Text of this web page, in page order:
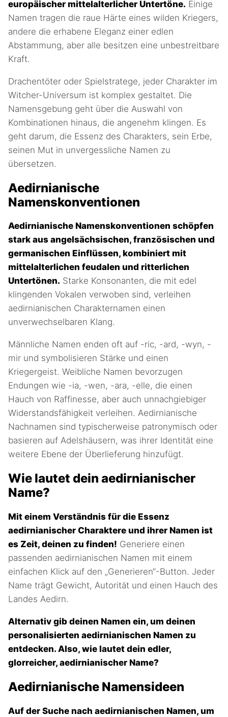
europäischer mittelalterlicher Untertöne. Einige
Namen tragen die raue Härte eines wilden Kriegers,
andere die erhabene Eleganz einer edlen
Abstammung, aber alle besitzen eine unbestreitbare
Kraft.
Drachentöter oder Spielstratege, jeder Charakter im
Witcher-Universum ist komplex gestaltet. Die
Namensgebung geht über die Auswahl von
Kombinationen hinaus, die angenehm klingen. Es
geht darum, die Essenz des Charakters, sein Erbe,
seinen Mut in unvergessliche Namen zu
übersetzen.
Aedirnianische
Namenskonventionen
Aedirnianische Namenskonventionen schöpfen
stark aus angelsächsischen, französischen und
germanischen Einflüssen, kombiniert mit
mittelalterlichen feudalen und ritterlichen
Untertönen. Starke Konsonanten, die mit edel
klingenden Vokalen verwoben sind, verleihen
aedirnianischen Charakternamen einen
unverwechselbaren Klang.
Männliche Namen enden oft auf -ric, -ard, -wyn, -
mir und symbolisieren Stärke und einen
Kriegergeist. Weibliche Namen bevorzugen
Endungen wie -ia, -wen, -ara, -elle, die einen
Hauch von Raffinesse, aber auch unnachgiebiger
Widerstandsfähigkeit verleihen. Aedirnianische
Nachnamen sind typischerweise patronymisch oder
basieren auf Adelshäusern, was ihrer Identität eine
weitere Ebene der Überlieferung hinzufügt.
Wie lautet dein aedirnianischer
Name?
Mit einem Verständnis für die Essenz
aedirnianischer Charaktere und ihrer Namen ist
es Zeit, deinen zu finden! Generiere einen
passenden aedirnianischen Namen mit einem
einfachen Klick auf den „Generieren“-Button. Jeder
Name trägt Gewicht, Autorität und einen Hauch des
Landes Aedirn.
Alternativ gib deinen Namen ein, um deinen
personalisierten aedirnianischen Namen zu
entdecken. Also, wie lautet dein edler,
glorreicher, aedirnianischer Name?
Aedirnianische Namensideen
Auf der Suche nach aedirnianischen Namen, um